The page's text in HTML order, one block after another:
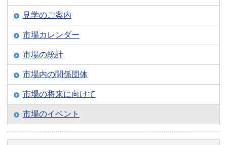
見学のご案内
市場カレンダー
市場の統計
市場内の関係団体
市場の将来に向けて
市場のイベント